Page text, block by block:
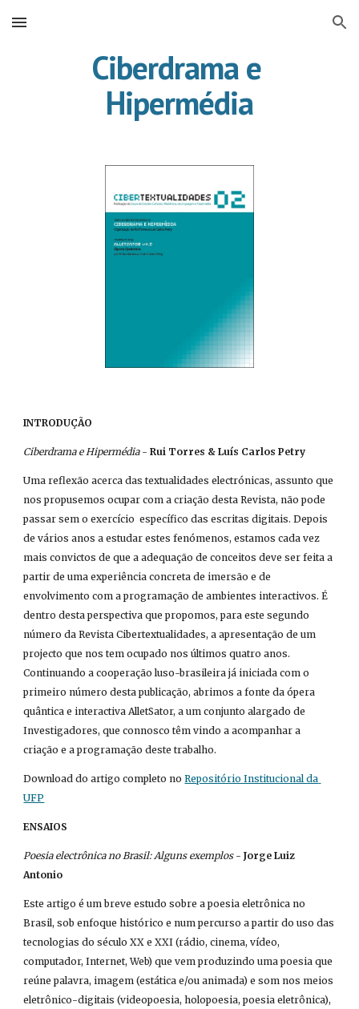
Skip to main content Skip to navigation
Ciberdrama e
Hipermédia
INTRODUÇÃO
Ciberdrama e Hipermédia - Rui Torres & Luís Carlos Petry
Uma reflexão acerca das textualidades electrónicas, assunto que
nos propusemos ocupar com a criação desta Revista, não pode
passar sem o exercício  específico das escritas digitais. Depois
de vários anos a estudar estes fenómenos, estamos cada vez
mais convictos de que a adequação de conceitos deve ser feita a
partir de uma experiência concreta de imersão e de
envolvimento com a programação de ambientes interactivos. É
dentro desta perspectiva que propomos, para este segundo
número da Revista Cibertextualidades, a apresentação de um
projecto que nos tem ocupado nos últimos quatro anos.
Continuando a cooperação luso-brasileira já iniciada com o
primeiro número desta publicação, abrimos a fonte da ópera
quântica e interactiva AlletSator, a um conjunto alargado de
Investigadores, que connosco têm vindo a acompanhar a
criação e a programação deste trabalho.
Download do artigo completo no Repositório Institucional da
UFP
ENSAIOS
Poesia electrônica no Brasil: Alguns exemplos - Jorge Luiz
Antonio
Este artigo é um breve estudo sobre a poesia eletrônica no
Brasil, sob enfoque histórico e num percurso a partir do uso das
tecnologias do século XX e XXI (rádio, cinema, vídeo,
computador, Internet, Web) que vem produzindo uma poesia que
reúne palavra, imagem (estática e/ou animada) e som nos meios
eletrônico-digitais (videopoesia, holopoesia, poesia eletrônica),